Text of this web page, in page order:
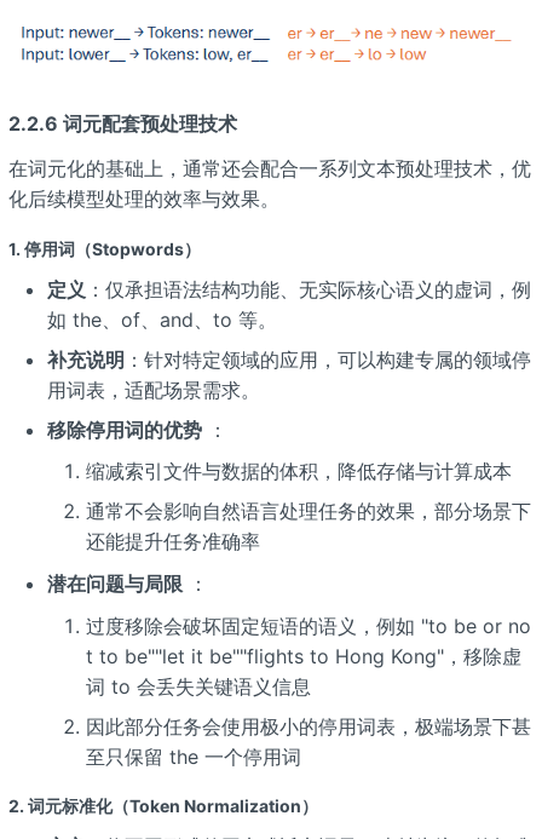
2.2.6 词元配套预处理技术
在词元化的基础上，通常还会配合一系列文本预处理技术，优
化后续模型处理的效率与效果。
1. 停用词（Stopwords）
定义 ：仅承担语法结构功能、无实际核心语义的虚词，例
如 the、of、and、to 等。
补充说明 ：针对特定领域的应用，可以构建专属的领域停
用词表，适配场景需求。
移除停用词的优势：
缩减索引文件与数据的体积，降低存储与计算成本
通常不会影响自然语言处理任务的效果，部分场景下
还能提升任务准确率
潜在问题与局限：
过度移除会破坏固定短语的语义，例如 "to be or no
t to be""let it be""flights to Hong Kong"，移除虚
词 to 会丢失关键语义信息
因此部分任务会使用极小的停用词表，极端场景下甚
至只保留 the 一个停用词
2. 词元标准化（Token Normalization）